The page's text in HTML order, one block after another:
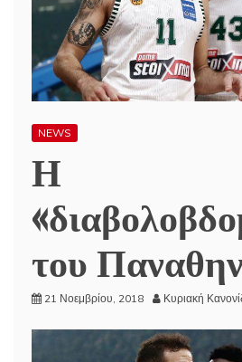
NEWS
Η
του
21 Νοεμβρίου, 2018 Κυριακή